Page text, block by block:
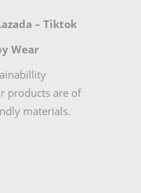
– Tiktok
Wear
products are of
materials.